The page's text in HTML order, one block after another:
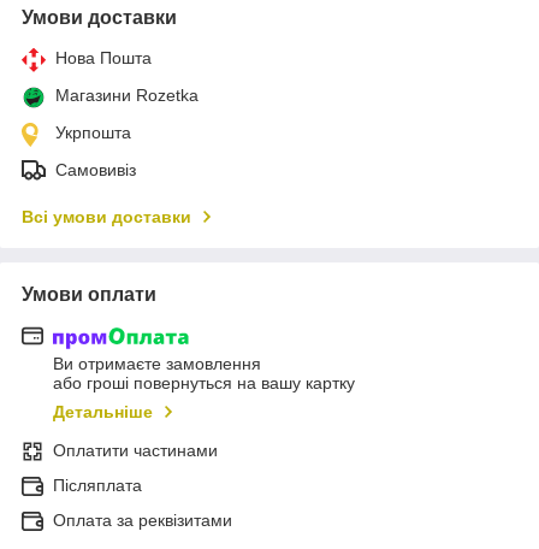
Умови доставки
Нова Пошта
Магазини Rozetka
Укрпошта
Самовивіз
Всі умови доставки
Умови оплати
Ви отримаєте замовлення
або гроші повернуться на вашу картку
Детальніше
Оплатити частинами
Післяплата
Оплата за реквізитами